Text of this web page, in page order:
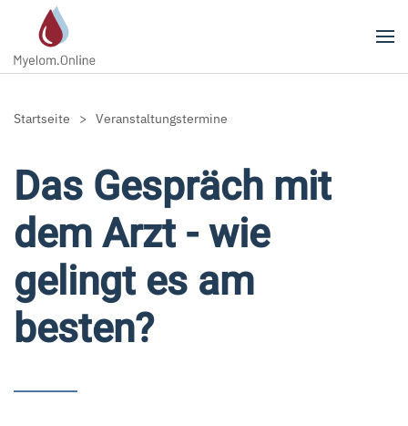
Zum Hauptinhalt springen
Startseite Veranstaltungstermine
Das Gespräch mit
dem Arzt - wie
gelingt es am
besten?